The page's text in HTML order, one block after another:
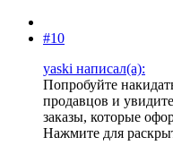
#10
yaski написал(а):
Попробуйте
продавцов и
заказы, которые
Нажмите для